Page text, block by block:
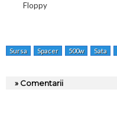
Floppy
Sursa Spacer 500w Sata
» Comentarii